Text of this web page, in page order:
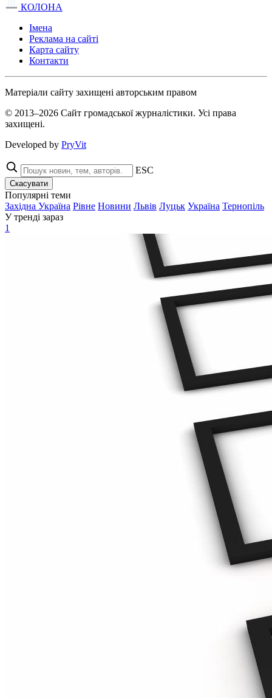
КОЛОНА
Імена
Реклама на сайті
Карта сайту
Контакти
Матеріали сайту захищені авторським правом
© 2013–2026 Сайт громадської журналістики. Усі права
захищені.
Developed by PryVit
ESC
Скасувати
Популярні теми
Західна Україна Рівне Новини Львів Луцьк Україна Тернопіль
У тренді зараз
1